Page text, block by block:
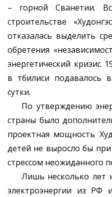
– горной Сванетии.
строительстве
отказалась выделить
обретения
энергетический кризис
в тбилиси подавалось
сутки.
По утверждению
страны было
проектная мощность
детей не выросло бы
стрессом неожиданного
Лишь несколько лет
электроэнергии из РФ